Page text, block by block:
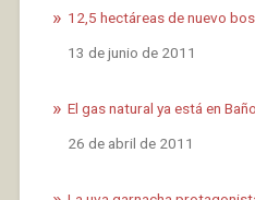
12,5 hectáreas de nuevo
Fecha
13 de junio de 2011
El gas natural ya está en
Fecha
26 de abril de 2011